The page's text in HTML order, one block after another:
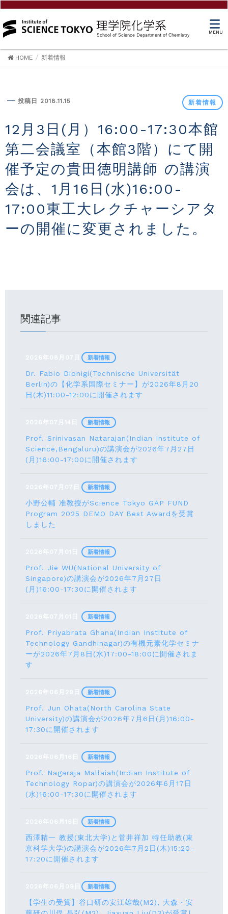
MENU
HOME 新着情報
投稿日 2018.11.15 新着情報
12月3日(月）16:00-17:30本館
第二会議室（本館3階）にて開
催予定の貴田徳明講師 の講演
会は、1月16日(水)16:00-
17:00東工大レクチャーシアタ
ーの開催に変更されました。
関連記事
2026年08月07日
Dr. Fabio Dionigi(Technische Universität
Berlin)の【化学系国際セミナー】が2026年8⽉20
⽇(⽊)11:00-12:00に開催されます
新着情報
2026年07月14日
Prof. Srinivasan Natarajan(Indian Institute of
Science,Bengaluru)の講演会が2026年7月27⽇
(月)16:00-17:00に開催されます
新着情報
2026年07月07日
小野公輔 准教授がScience Tokyo GAP FUND
Program 2025 DEMO DAY Best Awardを受賞
しました
新着情報
2026年07月01日
Prof. Jie WU(National University of
Singapore)の講演会が2026年7月27日
(月)16:00-17:30に開催されます
新着情報
2026年07月01日
Prof. Priyabrata Ghana(Indian Institute of
Technology Gandhinagar)の有機元素化学セミナ
ーが2026年7月8日(水)17:00-18:00に開催されま
す
新着情報
2026年06月29日
Prof. Jun Ohata(North Carolina State
University)の講演会が2026年7月6日(月)16:00-
17:30に開催されます
新着情報
2026年06月16日
Prof. Nagaraja Mallaiah(Indian Institute of
Technology Ropar)の講演会が2026年6月17⽇
(水)16:00-17:30に開催されます
新着情報
2026年06月16日
西澤精一 教授(東北大学)と菅井祥加 特任助教(東
京科学大学)の講演会が2026年7月2日(木)15:20–
17:20に開催されます
新着情報
2026年06月09日
【学生の受賞】谷口研の安江雄哉(M2), 大森・安
新着情報